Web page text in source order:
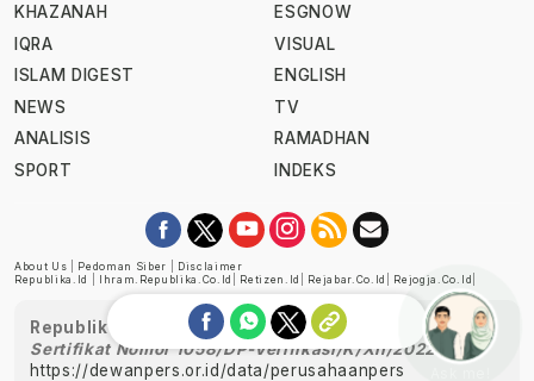
KHAZANAH
IQRA
ISLAM DIGEST
NEWS
ANALISIS
SPORT
ESGNOW
VISUAL
ENGLISH
TV
RAMADHAN
INDEKS
About Us Pedoman Siber
Disclaimer
Republika.id
Ihram.republika.co.id Retizen.id Rejabar.co.id Rejogja.co.id
Republika telah diverifikasi oleh Dewan Pers
Sertifikat Nomor 1058/DP-Verifikasi/K/XII/2022
https://dewanpers.or.id/data/perusahaanpers